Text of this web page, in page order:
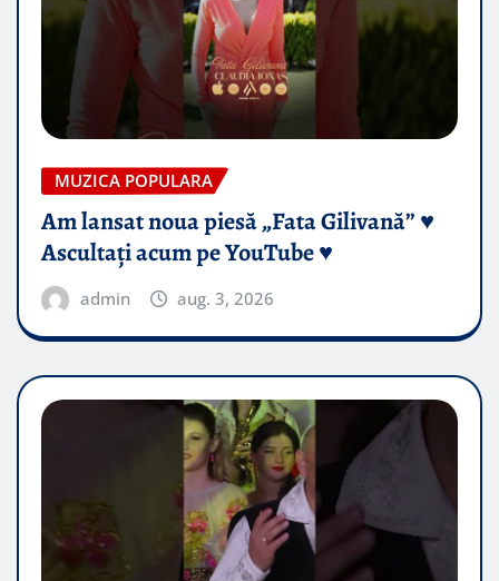
MUZICA POPULARA
Am lansat noua piesă „Fata Gilivană” ♥️
Ascultați acum pe YouTube ♥️
admin aug. 3, 2026